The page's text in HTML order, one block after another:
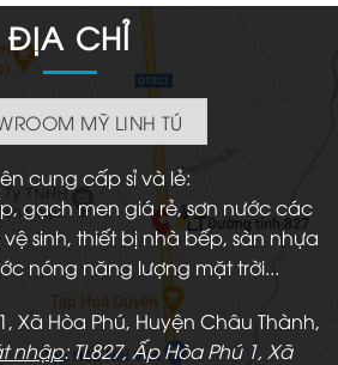
165.000 ₫.
ĐỊA CHỈ
MỸ LINH TÚ
cung cấp sỉ và lẻ:
gạch men giá rẻ, sơn nước các
sinh, thiết bị nhà bếp, sàn nhựa
nóng năng lượng mặt trời...
Xã Hòa Phú, Huyện Châu Thành,
nhập: TL827, Ấp Hòa Phú 1, Xã